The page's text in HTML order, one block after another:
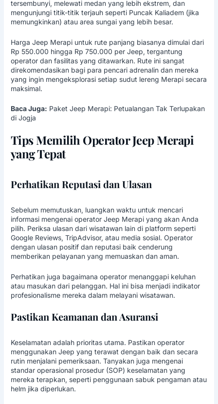
tersembunyi, melewati medan yang lebih ekstrem, dan
mengunjungi titik-titik terjauh seperti Puncak Kaliadem (jika
memungkinkan) atau area sungai yang lebih besar.
Harga Jeep Merapi untuk rute panjang biasanya dimulai dari
Rp 550.000 hingga Rp 750.000 per Jeep, tergantung
operator dan fasilitas yang ditawarkan. Rute ini sangat
direkomendasikan bagi para pencari adrenalin dan mereka
yang ingin mengeksplorasi setiap sudut lereng Merapi secara
maksimal.
Baca Juga: Paket Jeep Merapi: Petualangan Tak Terlupakan
di Jogja
Tips Memilih Operator Jeep Merapi
yang Tepat
Perhatikan Reputasi dan Ulasan
Sebelum memutuskan, luangkan waktu untuk mencari
informasi mengenai operator Jeep Merapi yang akan Anda
pilih. Periksa ulasan dari wisatawan lain di platform seperti
Google Reviews, TripAdvisor, atau media sosial. Operator
dengan ulasan positif dan reputasi baik cenderung
memberikan pelayanan yang memuaskan dan aman.
Perhatikan juga bagaimana operator menanggapi keluhan
atau masukan dari pelanggan. Hal ini bisa menjadi indikator
profesionalisme mereka dalam melayani wisatawan.
Pastikan Keamanan dan Asuransi
Keselamatan adalah prioritas utama. Pastikan operator
menggunakan Jeep yang terawat dengan baik dan secara
rutin menjalani pemeriksaan. Tanyakan juga mengenai
standar operasional prosedur (SOP) keselamatan yang
mereka terapkan, seperti penggunaan sabuk pengaman atau
helm jika diperlukan.